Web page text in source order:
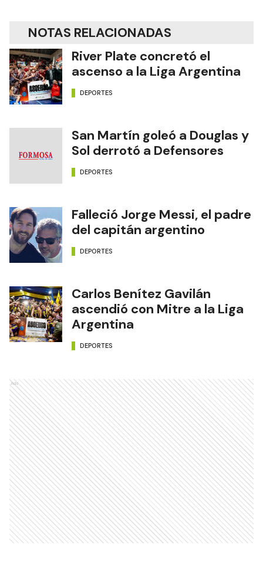
NOTAS RELACIONADAS
River Plate concretó el
ascenso a la Liga Argentina
DEPORTES
San Martín goleó a Douglas y
Sol derrotó a Defensores
DEPORTES
Falleció Jorge Messi, el padre
del capitán argentino
DEPORTES
Carlos Benítez Gavilán
ascendió con Mitre a la Liga
Argentina
DEPORTES
Ads